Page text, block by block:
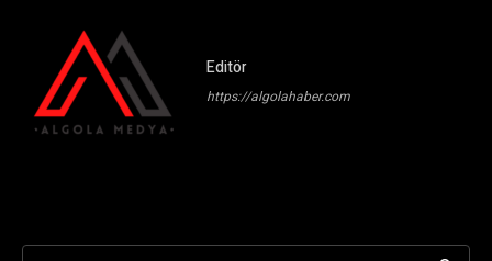
Editör
https://algolahaber.com